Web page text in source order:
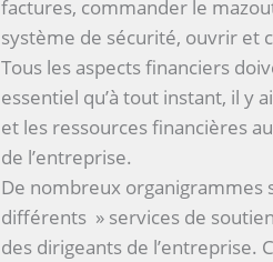
factures, commander le
système de sécurité, ouvrir et
Tous les aspects financiers
essentiel qu’à tout instant, il y
et les ressources financières
de l’entreprise.
De nombreux organigrammes
différents » services de
des dirigeants de l’entreprise.